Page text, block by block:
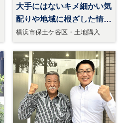
大手にはないキメ細かい気
配りや地域に根ざした情報
力があった。
横浜市保土ケ谷区・土地購入